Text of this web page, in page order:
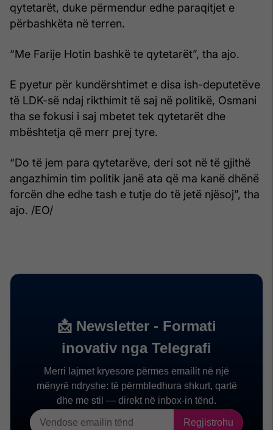
qytetarët, duke përmendur edhe paraqitjet e
përbashkëta në terren.
“Me Farije Hotin bashkë te qytetarët”, tha ajo.
E pyetur për kundërshtimet e disa ish-deputetëve
të LDK-së ndaj rikthimit të saj në politikë, Osmani
tha se fokusi i saj mbetet tek qytetarët dhe
mbështetja që merr prej tyre.
“Do të jem para qytetarëve, deri sot në të gjithë
angazhimin tim politik janë ata që ma kanë dhënë
forcën dhe edhe tash e tutje do të jetë njësoj”, tha
ajo. /EO/